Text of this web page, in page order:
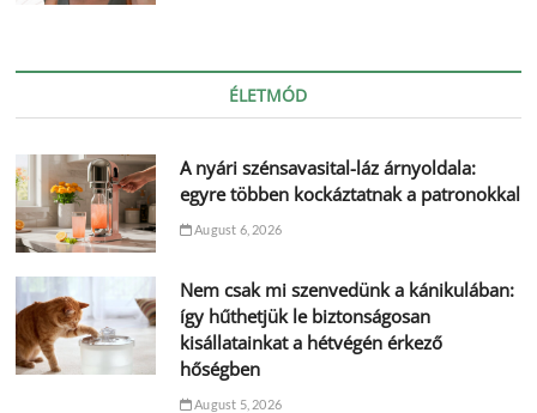
ÉLETMÓD
A nyári szénsavasital-láz árnyoldala:
egyre többen kockáztatnak a patronokkal
August 6, 2026
Nem csak mi szenvedünk a kánikulában:
így hűthetjük le biztonságosan
kisállatainkat a hétvégén érkező
hőségben
August 5, 2026